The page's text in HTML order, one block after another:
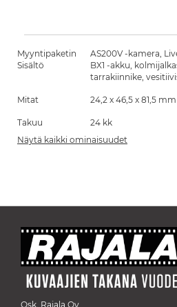
Myyntipaketin
Sisältö
AS200V -kamera,
BX1 -akku,
tarrakiinnike,
Mitat 24,2 x 46,5 x 81,5 mm
Takuu
24 kk
Näytä kaikki ominaisuudet
Osk. Rajala Oy